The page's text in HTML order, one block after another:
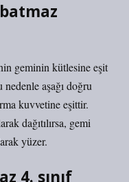
geminin kütlesine eşit
aşağı doğru
kuvvetine eşittir.
dağıtılırsa, gemi
yüzer.
4. sınıf